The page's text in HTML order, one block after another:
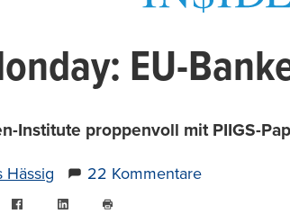
EU-
Institute proppenvoll mit PIIGS-
Hässig 22 Kommentare
FacebookLinkedIn